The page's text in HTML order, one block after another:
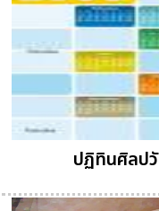
ปฏิทินศิลป